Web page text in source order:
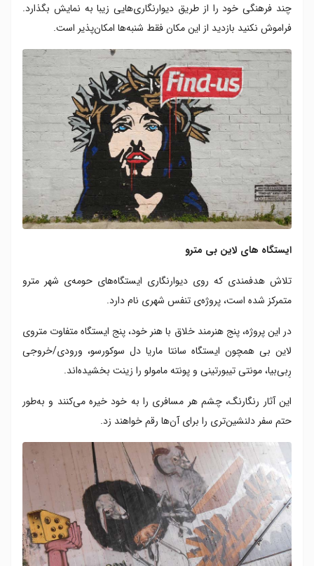
چند فرهنگی خود را از طریق دیوارنگاری‌هایی زیبا به نمایش بگذارد.
فراموش نکنید بازدید از این مکان فقط شنبه‌ها امکان‌پذیر است.
ایستگاه های لاین بی مترو
تلاش هدفمندی که روی دیوارنگاری ایستگاه‌های حومه‌ی شهر مترو
متمرکز شده است، پروژه‌ی تنفس شهری نام دارد.
در این پروژه، پنج هنرمند خلاق با هنر خود، پنج ایستگاه متفاوت متروی
لاین بی همچون ایستگاه سانتا ماریا دل سوکورسو، ورودی/خروجی
رِبی‌بیا، مونتی تیبورتینی و پونته مامولو را زینت بخشیده‌اند.
این آثار رنگارنگ، چشم هر مسافری را به خود خیره می‌کنند و به‌طور
حتم سفر دلنشین‌تری را برای آن‌ها رقم خواهند زد.